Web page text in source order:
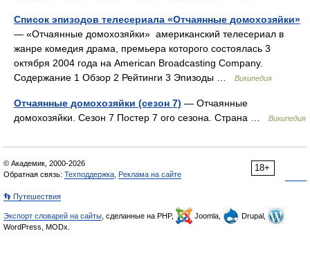
Список эпизодов телесериала «Отчаянные домохозяйки»
— «Отчаянные домохозяйки» американский телесериал в
жанре комедия драма, премьера которого состоялась 3
октября 2004 года на American Broadcasting Company.
Содержание 1 Обзор 2 Рейтинги 3 Эпизоды …
Википедия
Отчаянные домохозяйки (сезон 7) — Отчаянные
домохозяйки. Сезон 7 Постер 7 ого сезона. Страна …
Википедия
18+
© Академик, 2000-2026
Обратная связь: Техподдержка Реклама на сайте
👣 Путешествия
Экспорт словарей на сайты , сделанные на PHP, Joomla,
Drupal,
WordPress, MODx.